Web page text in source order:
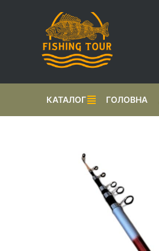
КАТАЛОГ ГОЛОВНА